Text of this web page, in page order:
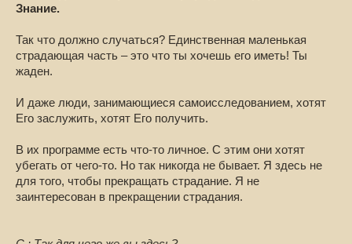
Знание.
Так что должно случаться? Единственная маленькая
страдающая часть – это что ты хочешь его иметь! Ты
жаден.
И даже люди, занимающиеся самоисследованием, хотят
Его заслужить, хотят Его получить.
В их программе есть что-то личное. С этим они хотят
убегать от чего-то. Но так никогда не бывает. Я здесь не
для того, чтобы прекращать страдание. Я не
заинтересован в прекращении страдания.